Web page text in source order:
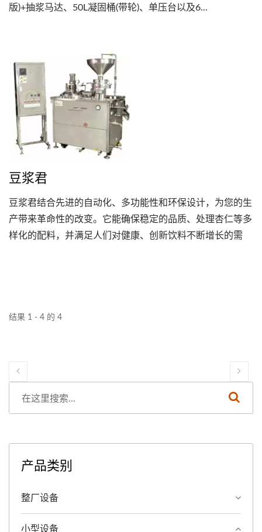
版)+抽浆马达、50L凝固桶(带轮)、单压台以及6...
豆浆君
豆浆君结合先进的自动化、多功能性和环保设计，为您的生
产带来革命性的改变。它能确保稳定的品质、处理杏仁等多
样化的配料，并满足人们对健康、创新饮料不断增长的需
结果 1 - 4 的 4
产品类别
整厂设备
小型设备